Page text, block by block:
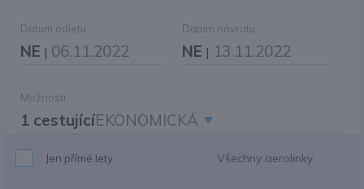
Datum odletu
NE | 06.11.2022
Datum návratu
NE | 13.11.2022
Možnosti
1 cestujícíEKONOMICKÁ
Jen přímé lety Všechny aerolinky